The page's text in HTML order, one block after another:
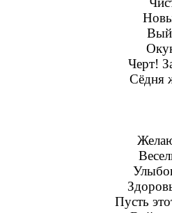
Черт!
Сёдня
Пусть